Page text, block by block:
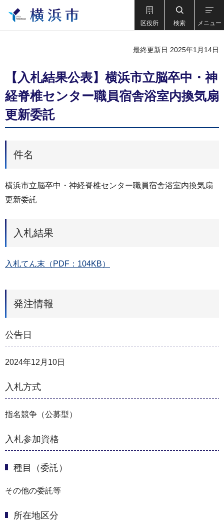
区役所 検索 メニュー
最終更新日 2025年1月14日
【入札結果公表】横浜市立脳卒中・神
経脊椎センター職員宿舎浴室内換気扇
更新委託
件名
横浜市立脳卒中・神経脊椎センター職員宿舎浴室内換気扇
更新委託
入札結果
入札てん末（PDF：104KB）
発注情報
公告日
2024年12月10日
入札方式
指名競争（公募型）
入札参加資格
種目（委託）
その他の委託等
所在地区分